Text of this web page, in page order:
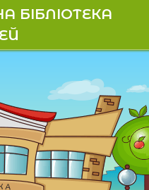
БІБЛІОТЕКА